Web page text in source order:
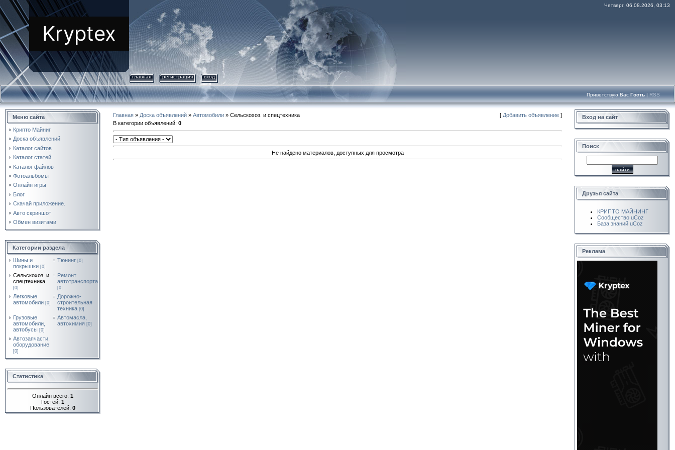
Kryptex
Четверг, 06.08.2026, 03:13
главная регистрация вход
Приветствую Вас Гость | RSS
Меню сайта
Крипто Майниг
Доска объявлений
Каталог сайтов
Каталог статей
Каталог файлов
Фотоальбомы
Онлайн игры
Блог
Скачай приложение.
Авто скриншот
Обмен визитами
Категории раздела
Шины и
покрышки [0]
Тюнинг [0]
Сельскохоз. и
спецтехника
[0]
Ремонт
автотранспорта
[0]
Легковые
автомобили [0]
Дорожно-
строительная
техника [0]
Грузовые
автомобили,
автобусы [0]
Автомасла,
автохимия [0]
Автозапчасти,
оборудование
[0]
Статистика
Онлайн всего: 1
Гостей: 1
Пользователей: 0
Главная » Доска объявлений » Автомобили » Сельскохоз. и спецтехника [ Добавить объявление ]
В категории объявлений: 0
Не найдено материалов, доступных для просмотра
Вход на сайт
Поиск
Друзья сайта
КРИПТО МАЙНИНГ
Сообщество uCoz
База знаний uCoz
Реклама